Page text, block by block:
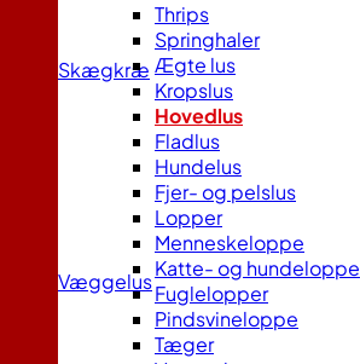
Skægkræ
Væggelus
Thrips
Springhaler
Ægte lus
Kropslus
Hovedlus
Fladlus
Hundelus
Fjer- og pelslus
Lopper
Menneskeloppe
Katte- og hundeloppe
Fuglelopper
Pindsvineloppe
Tæger